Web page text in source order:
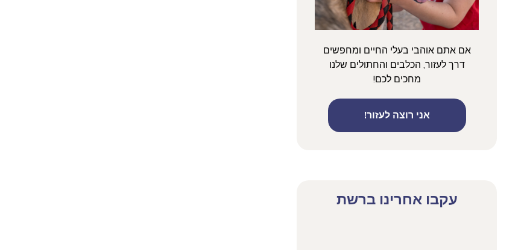
אם אתם אוהבי בעלי החיים ומחפשים
דרך לעזור, הכלבים והחתולים שלנו
מחכים לכם!
אני רוצה לעזור!
עקבו אחרינו ברשת